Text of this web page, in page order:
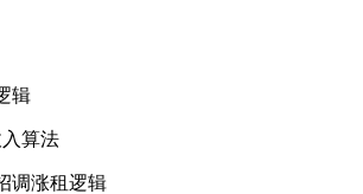
辑
算法
调涨租逻辑